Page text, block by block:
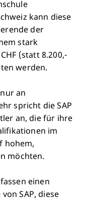
kann diese
der
stark
(statt 8.200,-
werden.
an
spricht die SAP
an, die für ihre
im
hohem,
möchten.
einen
SAP, diese